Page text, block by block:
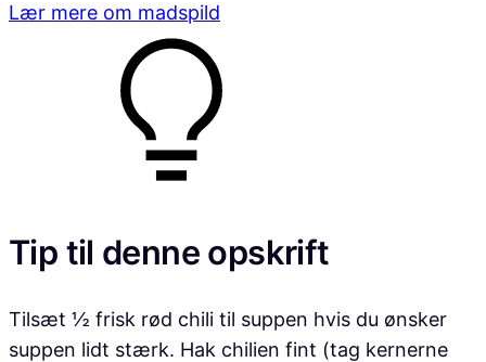
Lær mere om madspild
Tip til denne opskrift
Tilsæt ½ frisk rød chili til suppen hvis du ønsker
suppen lidt stærk. Hak chilien fint (tag kernerne